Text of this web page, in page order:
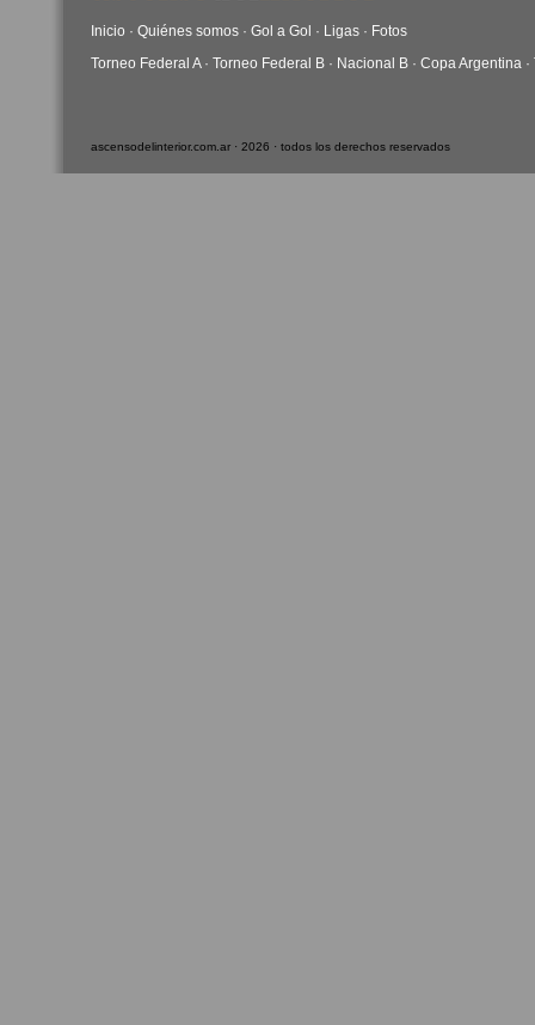
Inicio · Quiénes somos · Gol a Gol · Ligas · Fotos
Torneo Federal A· Torneo Federal B · Nacional B · Copa Argentina ·
ascensodelinterior.com.ar · 2026 · todos los derechos reservados